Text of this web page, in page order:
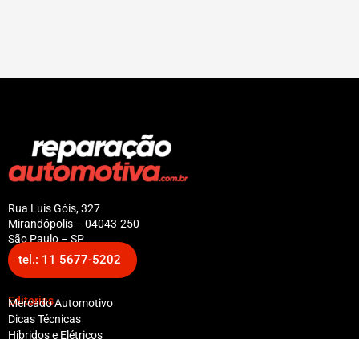
Rua Luis Góis, 327
Mirandópolis – 04043-250
São Paulo – SP
tel.: 11 5677-5202
Editorias
Mercado Automotivo
Dicas Técnicas
Híbridos e Elétricos